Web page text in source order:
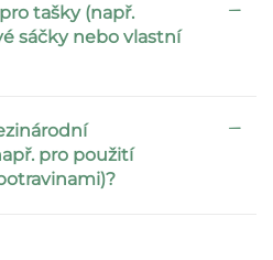
tašky (např.
sáčky nebo vlastní
pro použití